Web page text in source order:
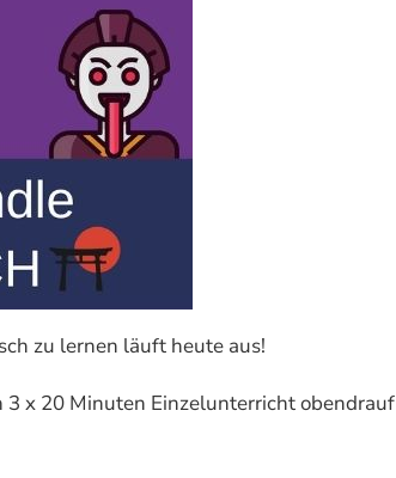
zu lernen läuft heute aus!
x 20 Minuten Einzelunterricht obendrauf